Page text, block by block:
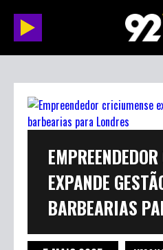
EXPANDE
BARBEARIAS